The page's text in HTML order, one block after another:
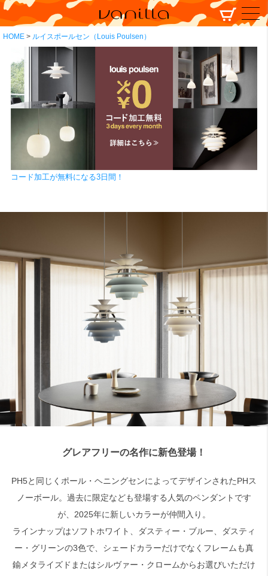
HOME ルイスポールセン（Louis Poulsen）
検索
コード加工が無料になる3日間！
グレアフリーの名作に新色登場！
PH5と同じくポール・ヘニングセンによってデザインされたPHス
ノーボール。過去に限定なども登場する人気のペンダントです
が、2025年に新しいカラーが仲間入り。
ラインナップはソフトホワイト、ダスティー・ブルー、ダスティ
ー・グリーンの3色で、シェードカラーだけでなくフレームも真
鍮メタライズドまたはシルヴァー・クロームからお選びいただけ